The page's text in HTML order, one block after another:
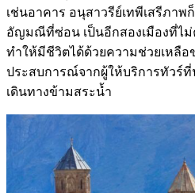
เช่นอาคาร อนุสาวรีย์เทพีเสรีภา
อัญมณีที่ซ่อน เป็นอีกสองเมืองที่ไ
ทำให้มีชีวิตได้ด้วยความช่วยเหลือ
ประสบการณ์จากผู้ให้บริการทัวร์
เดินทางข้ามสระน้ำ